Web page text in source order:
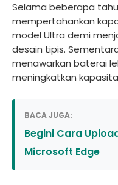
Selama beberapa
mempertahankan
model Ultra demi
desain tipis.
menawarkan baterai
meningkatkan
BACA JUGA:
Begini Cara
Microsoft Edge